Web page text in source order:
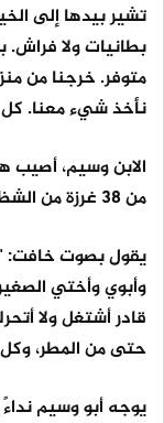
تشير بيدها إلى
بطانيات ولا
متوفر. خرجنا من
نأخذ شيء معنا. كل
الابن وسيم، أصيب
من 38 غرزة من الشظايا التي مزقت جسده.
يقول بصوت خافت:
وأبوي وأختي
قادر أشتغل ولا
حتى من المطر،
يوجه أبو وسيم